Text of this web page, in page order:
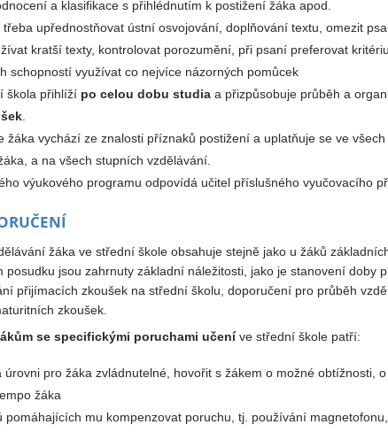
a klasifikace s přihlédnutím k postižení žáka apod.
upřednostňovat ústní osvojování, doplňování textu, omezit
kratší texty, kontrolovat porozumění, při psaní preferovat
schopností využívat co nejvíce názorných pomůcek
škola přihlíží po celou dobu studia a přizpůsobuje průběh a
žáka vychází ze znalosti příznaků postižení a uplatňuje se ve
a na všech stupních vzdělávání.
výukového programu odpovídá učitel příslušného vyučovacího
žáka ve střední škole obsahuje stejně jako u žáků
jsou zahrnuty základní náležitosti, jako je stanovení doby
přijímacích zkoušek na střední školu, doporučení pro průběh
zkoušek.
se specifickými poruchami učeníve střední škole patří:
pro žáka zvládnutelné, hovořit s žákem o možné obtížnosti,
žáka
pomáhajících mu kompenzovat poruchu, tj. používání